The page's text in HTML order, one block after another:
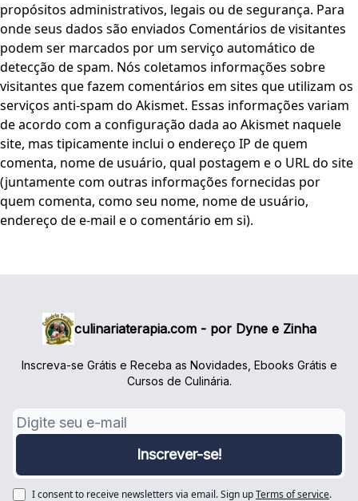
propósitos administrativos, legais ou de segurança. Para
onde seus dados são enviados Comentários de visitantes
podem ser marcados por um serviço automático de
detecção de spam. Nós coletamos informações sobre
visitantes que fazem comentários em sites que utilizam os
serviços anti-spam do Akismet. Essas informações variam
de acordo com a configuração dada ao Akismet naquele
site, mas tipicamente inclui o endereço IP de quem
comenta, nome de usuário, qual postagem e o URL do site
(juntamente com outras informações fornecidas por
quem comenta, como seu nome, nome de usuário,
endereço de e-mail e o comentário em si).
culinariaterapia.com - por Dyne e Zinha
Inscreva-se Grátis e Receba as Novidades, Ebooks Grátis e
Cursos de Culinária.
I consent to receive newsletters via email.Sign upTerms of service.